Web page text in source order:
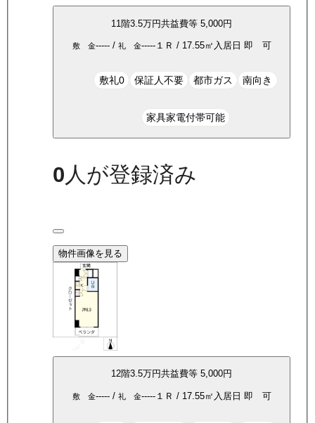
11 階3.5万円共益費等 5,000円
敷 金-----/ 礼 金-----１Ｒ / 17.55㎡ 入居日 即 可
敷礼0 保証人不要 都市ガス 南向き
家具家電付帯可能
0 人が登録済み
物件画像を見る
12階3.5万円共益費等 5,000円
敷 金-----/ 礼 金-----１Ｒ / 17.55㎡ 入居日 即 可